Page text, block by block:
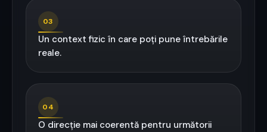
03
Un context fizic în care poți pune întrebările
reale.
04
O direcție mai coerentă pentru următorii